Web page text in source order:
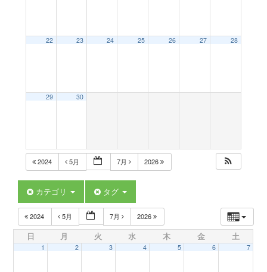
t
i
22 23 24 25 26 27 28
29 30
2024 5月 7月 2026
カテゴリ タグ
2024 5月 7月 2026
日 月 火 水 木 金 土
1 2 3 4 5 6 7